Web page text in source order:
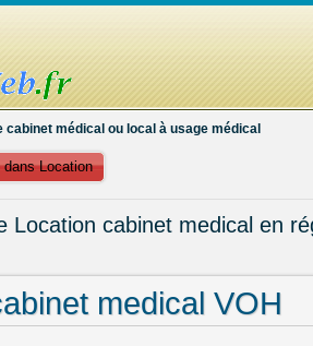
cabinet médical ou local à usage médical
Location
Location cabinet medical en
medical VOH